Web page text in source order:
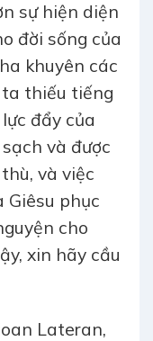
sự hiện diện
đời sống của
khuyên các
ta thiếu tiếng
đẩy của
và được
và việc
Giêsu phục
cho
xin hãy cầu
Lateran,